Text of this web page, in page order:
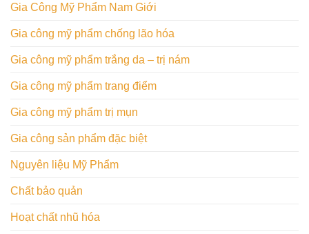
Gia Công Mỹ Phẩm Nam Giới
Gia công mỹ phẩm chống lão hóa
Gia công mỹ phẩm trắng da – trị nám
Gia công mỹ phẩm trang điểm
Gia công mỹ phẩm trị mụn
Gia công sản phẩm đặc biệt
Nguyên liệu Mỹ Phẩm
Chất bảo quản
Hoạt chất nhũ hóa